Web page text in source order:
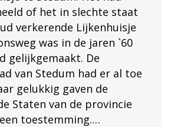
of het in slechte staat
verkerende Lijkenhuisje
was in de jaren `60
gelijkgemaakt. De
van Stedum had er al toe
gelukkig gaven de
Staten van de provincie
toestemming.…